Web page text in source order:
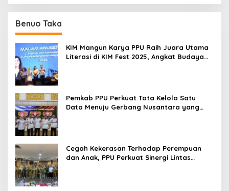
Benuo Taka
KIM Mangun Karya PPU Raih Juara Utama
Literasi di KIM Fest 2025, Angkat Budaya
Pemkab PPU Perkuat Tata Kelola Satu
Data Menuju Gerbang Nusantara yang
Cegah Kekerasan Terhadap Perempuan
dan Anak, PPU Perkuat Sinergi Lintas